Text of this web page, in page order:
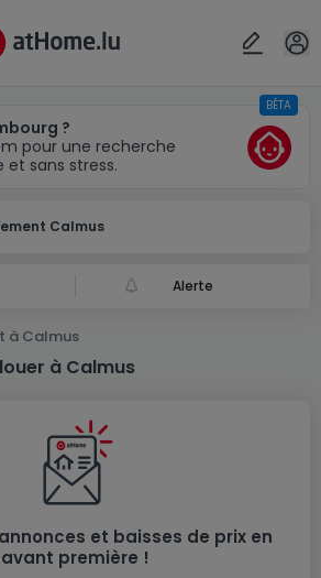
?
pour une recherche
sans stress.
BÊTA
Calmus
Alerte
à Calmus
à Calmus
et baisses de prix en
avant première !
Localité(s) OK